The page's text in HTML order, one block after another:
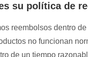
su política de
reembolsos dentro
no funcionan
de un tiempo